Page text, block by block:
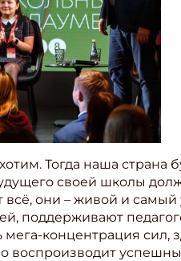
Тогда наша страна
своей школы
они – живой и
поддерживают
мега-концентрация сил,
воспроизводит